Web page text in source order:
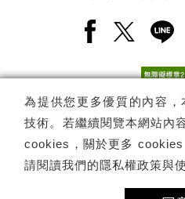
為提供您更多優質的內容
技術。若繼續閱覽本網站內
cookies，關於更多 cookies
請閱讀我們的隱私權政策與
Facebook(另
X(另開新
電子報訂閱
Copyright © 國家表演藝術中心 -